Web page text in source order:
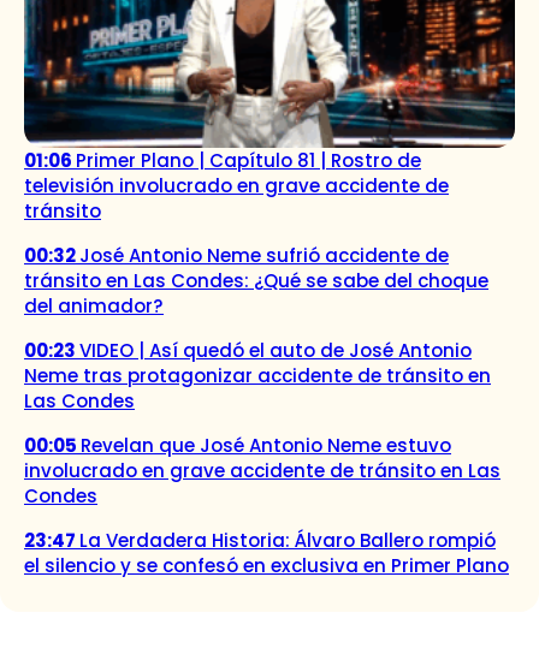
01:06 Primer Plano | Capítulo 81 | Rostro de
televisión involucrado en grave accidente de
tránsito
00:32José Antonio Neme sufrió accidente de
tránsito en Las Condes: ¿Qué se sabe del choque
del animador?
00:23VIDEO | Así quedó el auto de José Antonio
Neme tras protagonizar accidente de tránsito en
Las Condes
00:05 Revelan que José Antonio Neme estuvo
involucrado en grave accidente de tránsito en Las
Condes
23:47 La Verdadera Historia: Álvaro Ballero rompió
el silencio y se confesó en exclusiva en Primer Plano